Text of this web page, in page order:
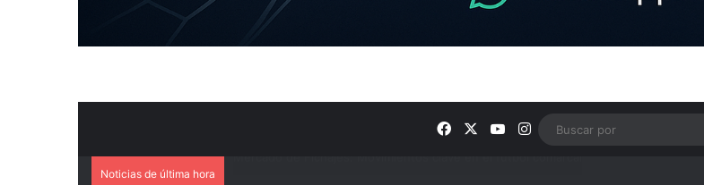
FacebookYouTube
Instagram
Noticias de última hora